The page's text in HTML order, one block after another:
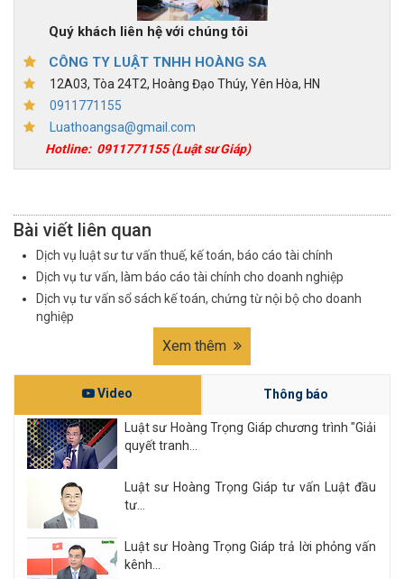
Quý khách liên hệ với chúng tôi
CÔNG TY LUẬT TNHH HOÀNG SA
12A03, Tòa 24T2, Hoàng Đạo Thúy, Yên Hòa, HN
0911771155
Luathoangsa@gmail.com
Hotline: 0911771155(Luật sư Giáp)
Bài viết liên quan
Dịch vụ luật sư tư vấn thuế, kế toán, báo cáo tài chính
Dịch vụ tư vấn, làm báo cáo tài chính cho doanh nghiệp
Dịch vụ tư vấn sổ sách kế toán, chứng từ nội bộ cho doanh
nghiệp
Xem thêm
Video Thông báo
Luật sư Hoàng Trọng Giáp chương trình "Giải
quyết tranh...
Luật sư Hoàng Trọng Giáp tư vấn Luật đầu
tư...
Luật sư Hoàng Trọng Giáp trả lời phỏng vấn
kênh...